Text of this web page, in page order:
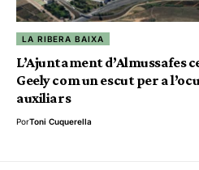
LA RIBERA BAIXA
L’Ajuntament d’Almussafes
Geely com un escut per a
auxiliars
PorToni Cuquerella